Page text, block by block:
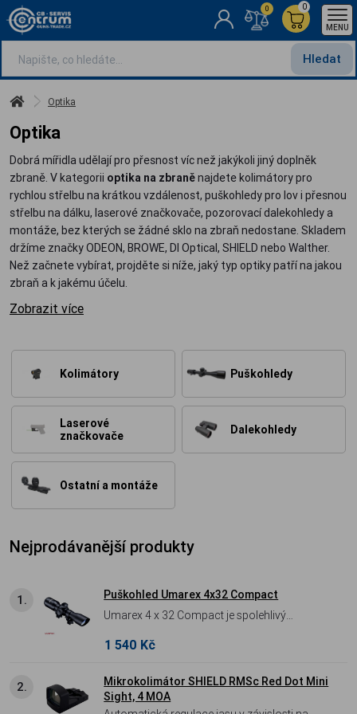
Hledat
0
0
MENU
Optika
Optika
Dobrá mířidla udělají pro přesnost víc než jakýkoli jiný doplněk
zbraně. V kategorii optika na zbraněnajdete kolimátory pro
rychlou střelbu na krátkou vzdálenost, puškohledy pro lov i přesnou
střelbu na dálku, laserové značkovače, pozorovací dalekohledy a
montáže, bez kterých se žádné sklo na zbraň nedostane. Skladem
držíme značky ODEON, BROWE, DI Optical, SHIELD nebo Walther.
Než začnete vybírat, projděte si níže, jaký typ optiky patří na jakou
zbraň a k jakému účelu.
Zobrazit více
Kolimátory Puškohledy
Laserové
značkovače
Dalekohledy
Ostatní a montáže
Nejprodávanější produkty
1.
Puškohled Umarex 4x32 Compact
Umarex 4 x 32 Compact je spolehlivý
včetně dvoudílné 11mm montáže . Kvalitní
křížem MilDot je plněna dusíkem proti
zamlžování a přední objektiv efektivně chrání
1 540 Kč
2.
Mikrokolimátor SHIELD RMSc Red Dot Mini
Sight, 4 MOA